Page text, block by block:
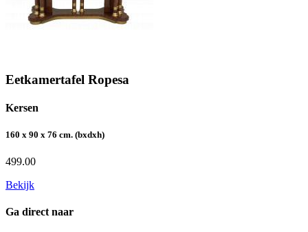
Eetkamertafel Ropesa
Kersen
160 x 90 x 76 cm. (bxdxh)
499.00
Bekijk
Ga direct naar